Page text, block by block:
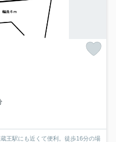
王駅にも近くて便利。徒歩16分の場